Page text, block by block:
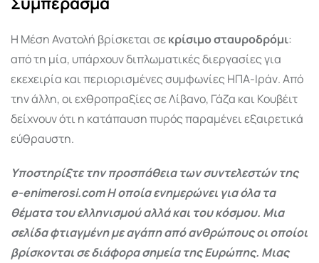
Η Μέση Ανατολή βρίσκεται σεκρίσιμο σταυροδρόμι:
από τη μία, υπάρχουν διπλωματικές διεργασίες για
εκεχειρία και περιορισμένες συμφωνίες ΗΠΑ-Ιράν. Από
την άλλη, οι εχθροπραξίες σε Λίβανο, Γάζα και Κουβέιτ
δείχνουν ότι η κατάπαυση πυρός παραμένει εξαιρετικά
εύθραυστη.
Υποστηρίξτε την προσπάθεια των συντελεστών της
e-enimerosi.com Η οποία ενημερώνει για όλα τα
θέματα του ελληνισμού αλλά και του κόσμου. Μια
σελίδα φτιαγμένη με αγάπη από ανθρώπους οι οποίοι
βρίσκονται σε διάφορα σημεία της Ευρώπης. Μιας